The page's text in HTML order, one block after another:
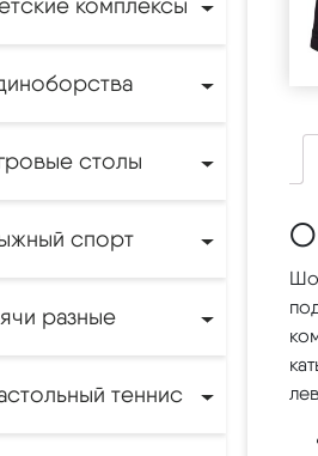
столы
спорт
разные
теннис